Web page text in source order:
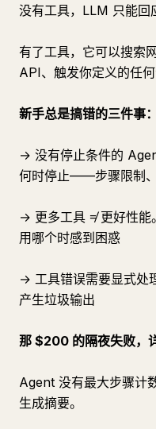
没有工具，LLM 只能回
有了工具，它可以搜索
API、触发你定义的任何
新手总是搞错的三件事：
→ 没有停止条件的
何时停止——步骤限制
→ 更多工具 ≠ 更好性能
用哪个时感到困惑
→ 工具错误需要显式处
产生垃圾输出
那 $200 的隔夜失败，
Agent 没有最大步骤计
生成摘要。